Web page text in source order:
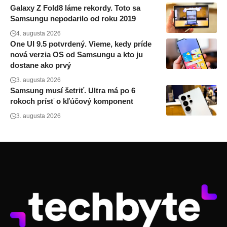
Galaxy Z Fold8 láme rekordy. Toto sa
Samsungu nepodarilo od roku 2019
4. augusta 2026
One UI 9.5 potvrdený. Vieme, kedy príde
nová verzia OS od Samsungu a kto ju
dostane ako prvý
3. augusta 2026
Samsung musí šetriť. Ultra má po 6
rokoch prísť o kľúčový komponent
3. augusta 2026